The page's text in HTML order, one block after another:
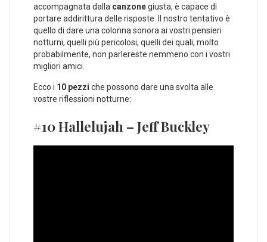
accompagnata dalla canzonegiusta, è capace di
portare addirittura delle risposte. Il nostro tentativo è
quello di dare una colonna sonora ai vostri pensieri
notturni, quelli più pericolosi, quelli dei quali, molto
probabilmente, non parlereste nemmeno con i vostri
migliori amici.
Ecco i 10 pezzi che possono dare una svolta alle
vostre riflessioni notturne:
#10 Hallelujah – Jeff Buckley